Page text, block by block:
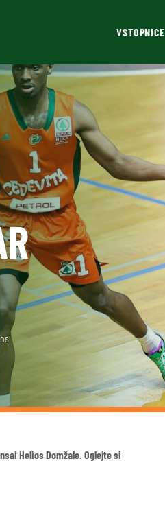
VSTOPNICE
Helios Domžale. Oglejte si